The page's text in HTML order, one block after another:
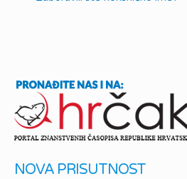
NOVA PRISUTNOST